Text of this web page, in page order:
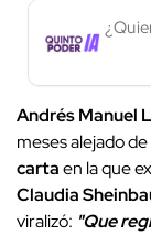
Andrés Manuel
meses alejado
cartaen la que
Claudia
viralizó: "Que